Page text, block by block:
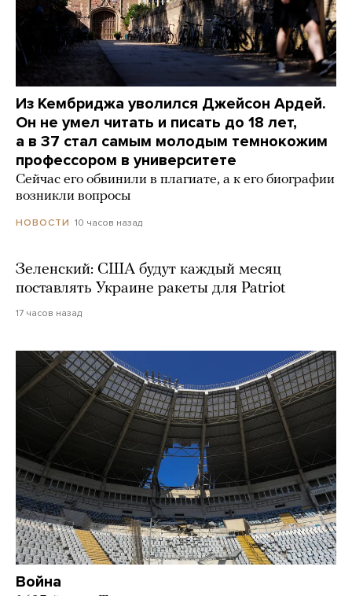
Из Кембриджа уволился Джейсон Ардей.
Он не умел читать и писать до 18 лет,
а в 37 стал самым молодым темнокожим
профессором в университете
Сейчас его обвинили в плагиате, а к его биографии
возникли вопросы
НОВОСТИ 10 часов назад
Зеленский: США будут каждый месяц
поставлять Украине ракеты для Patriot
17 часов назад
Война